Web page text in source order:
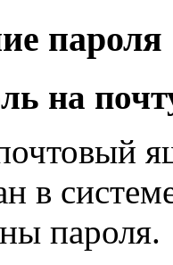
пароля
на
в
пароля.